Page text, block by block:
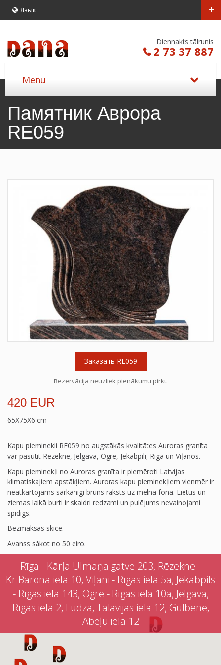
Язык
Diennakts tālrunis
2 73 37 887
Памятник Аврора
RE059
Заказать RE059
Rezervācija neuzliek pienākumu pirkt.
420 EUR
65X75X6 cm
Kapu pieminekli RE059 no augstākās kvalitātes Auroras granīta
var pasūtīt Rēzeknē, Jelgavā, Ogrē, Jēkabpilī, Rīgā un Viļānos.
Kapu pieminekļi no Auroras granīta ir piemēroti Latvijas
klimatiskajiem apstākļiem. Auroras kapu pieminekļiem vienmēr ir
neatkārtojams sarkanīgi brūns raksts uz melna fona. Lietus un
ziemas laikā burti ir skaidri redzami un pulējums nevainojami
spīdīgs.
Bezmaksas skice.
Avanss sākot no 50 eiro.
Rīga - Kārļa Ulmaņa gatve 203, Rēzekne -
Kr.Barona iela 10, Viļāni - Rīgas iela 5a, Jēkabpils
- Rīgas iela 143, Ogre - Rīgas iela 10a, Jelgava,
Rīgas iela 2, Ludza, Tālavijas iela 12, Gulbene,
Ābeļu iela 12